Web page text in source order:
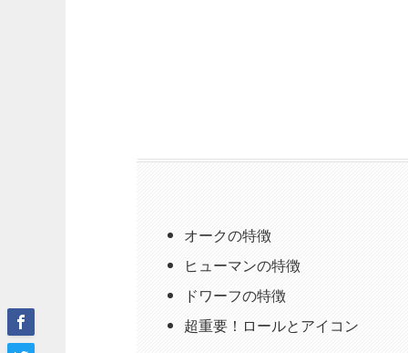
オークの特徴
ヒューマンの特徴
ドワーフの特徴
超重要！ロールとアイコン